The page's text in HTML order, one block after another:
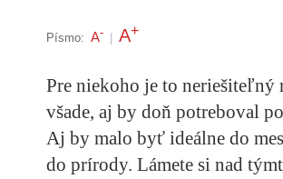
Písmo: A- A+
Pre niekoho je to neriešiteľný
všade, aj by doň potreboval
Aj by malo byť ideálne do
do prírody. Lámete si nad